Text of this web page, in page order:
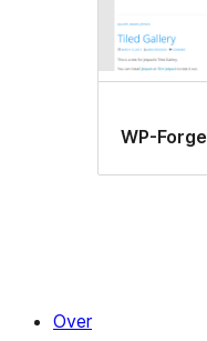
WP-Forge
Over